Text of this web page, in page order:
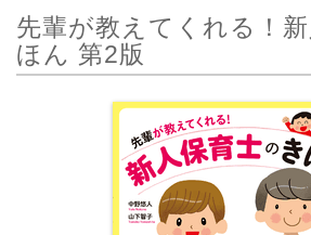
先輩が教えてくれる！
ほん 第2版